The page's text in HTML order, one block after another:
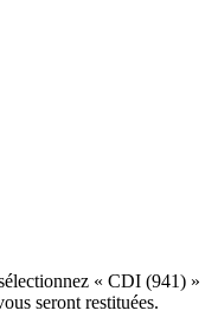
« CDI (941) »
seront restituées.